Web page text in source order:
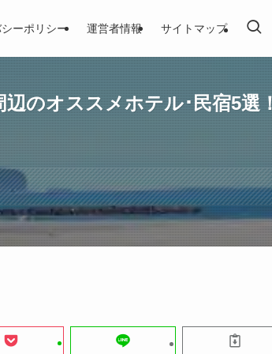
ーポリシー 運営者情報 サイトマップ
のオススメホテル･民宿5選